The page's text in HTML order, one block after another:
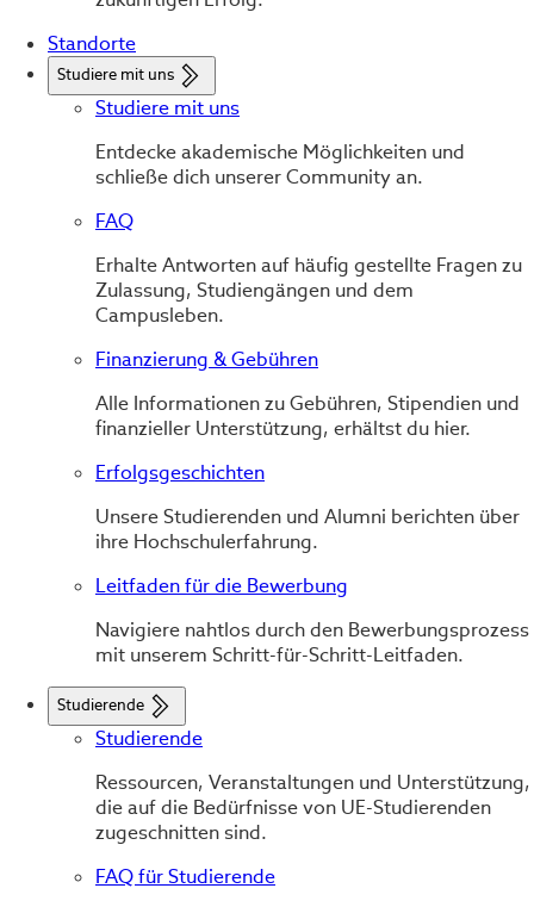
Standorte
Studiere mit uns
Studiere mit uns
Entdecke akademische Möglichkeiten und
schließe dich unserer Community an.
FAQ
Erhalte Antworten auf häufig gestellte Fragen zu
Zulassung, Studiengängen und dem
Campusleben.
Finanzierung & Gebühren
Alle Informationen zu Gebühren, Stipendien und
finanzieller Unterstützung, erhältst du hier.
Erfolgsgeschichten
Unsere Studierenden und Alumni berichten über
ihre Hochschulerfahrung.
Leitfaden für die Bewerbung
Navigiere nahtlos durch den Bewerbungsprozess
mit unserem Schritt-für-Schritt-Leitfaden.
Studierende
Studierende
Ressourcen, Veranstaltungen und Unterstützung,
die auf die Bedürfnisse von UE-Studierenden
zugeschnitten sind.
FAQ für Studierende